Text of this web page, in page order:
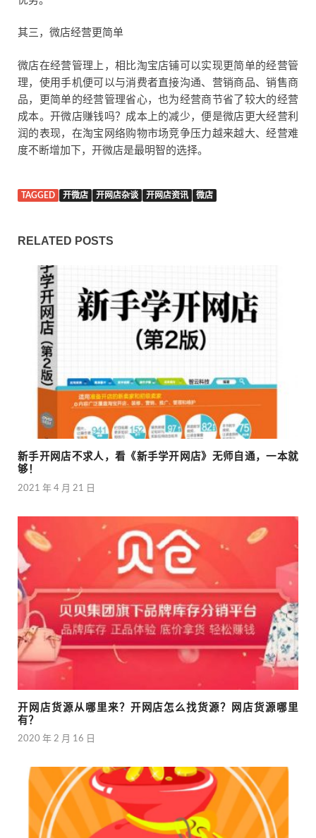
其三，微店经营更简单
微店在经营管理上，相比淘宝店铺可以实现更简单的经营管
理，使用手机便可以与消费者直接沟通、营销商品、销售商
品，更简单的经营管理省心，也为经营商节省了较大的经营
成本。开微店赚钱吗？成本上的减少，便是微店更大经营利
润的表现，在淘宝网络购物市场竞争压力越来越大、经营难
度不断增加下，开微店是最明智的选择。
TAGGED 开微店 开网店杂谈 开网店资讯 微店
RELATED POSTS
新手开网店不求人，看《新手学开网店》无师自通，一本就
够！
2021 年 4 月 21 日
开网店货源从哪里来？开网店怎么找货源？网店货源哪里
有？
2020 年 2 月 16 日